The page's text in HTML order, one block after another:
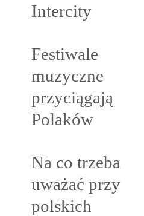
Intercity
Festiwale
muzyczne
przyciągają
Polaków
Na co trzeba
uważać przy
polskich